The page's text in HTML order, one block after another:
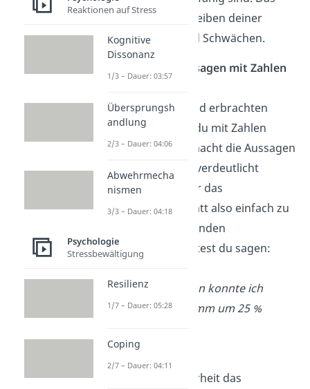
hilft dir beim Beschreiben deiner
eigenen Stärken und Schwächen.
Belege deine Aussagen mit Zahlen
Alle deineErfolge
und erbrachten
Leistungen
solltest du mit Zahlen
untermauern. Das macht die Aussagen
unwiderlegbar
und verdeutlicht
deinenMehrwert
für das
Unternehmen. Anstatt also einfach zu
sagen, du hättest Kunden
dazugewonnen, solltest du sagen:
Verkaufsmaßnahmen konnte ich
unseren Kundenstamm um 25 %
Du kennst mit Sicherheit das
Reaktionen auf Stress
Kognitive
Dissonanz
1/3 – Dauer: 03:57
Übersprungsh
andlung
2/3 – Dauer: 04:06
Abwehrmecha
nismen
3/3 – Dauer: 04:18
Psychologie
Stressbewältigung
Resilienz
1/7 – Dauer: 05:28
Coping
2/7 – Dauer: 04:11